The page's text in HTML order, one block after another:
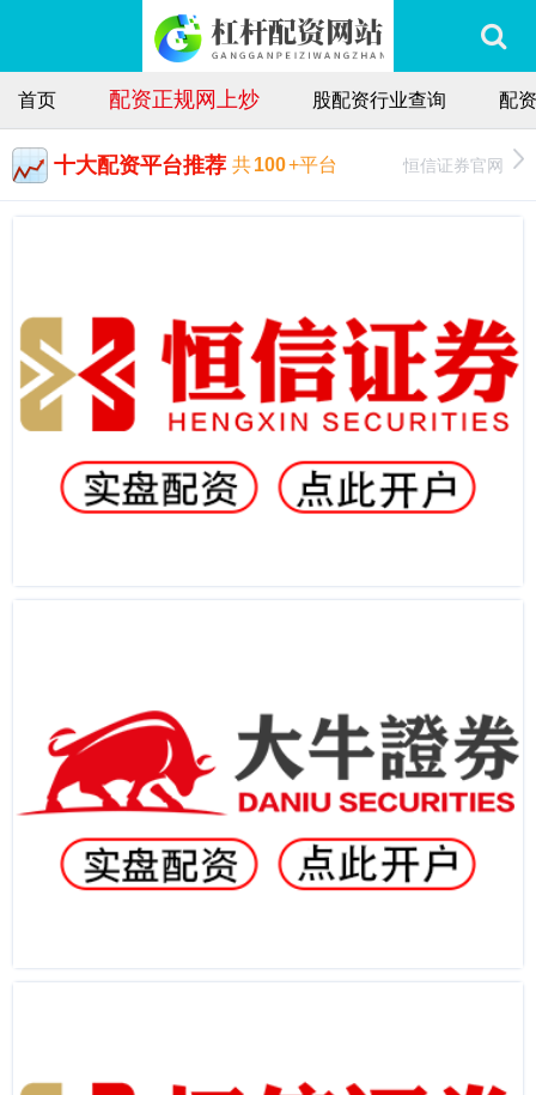
首页 配资正规网上炒 股配资行业查询 配
十大配资平台推荐 共100+平台 恒信证券官网